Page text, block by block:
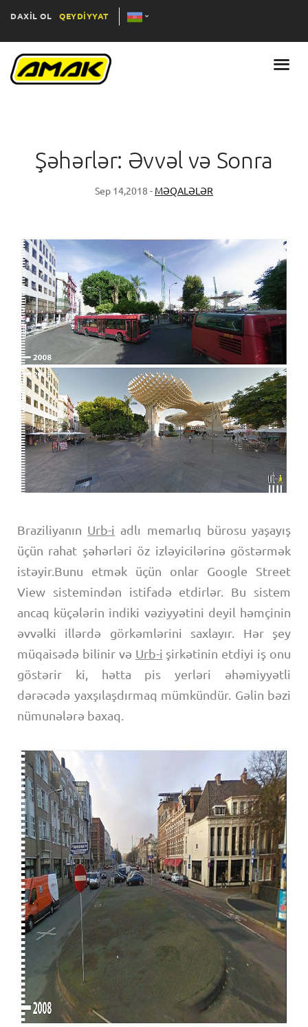
DAXİL OL QEYDİYYAT
Şəhərlər: Əvvəl və Sonra
Sep 14,2018 - MƏQALƏLƏR
Braziliyanın Urb-i adlı memarlıq bürosu yaşayış
üçün rahat şəhərləri öz izləyicilərinə göstərmək
istəyir.Bunu etmək üçün onlar Google Street
View sistemindən istifadə etdirlər. Bu sistem
ancaq küçələrin indiki vəziyyətini deyil həmçinin
əvvəlki illərdə görkəmlərini saxlayır. Hər şey
müqaisədə bilinir və Urb-i şirkətinin etdiyi iş onu
göstərir ki, hətta pis yerləri əhəmiyyətli
dərəcədə yaxşılaşdırmaq mümkündür. Gəlin bəzi
nümunələrə baxaq.